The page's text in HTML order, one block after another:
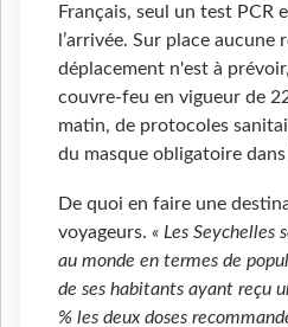
Français, seul un test PCR
l’arrivée. Sur place
déplacement n'est à
couvre-feu en vigueur de
matin, de protocoles
du masque obligatoire
De quoi en faire une
voyageurs. « Les Seychelles
au monde en termes de
de ses habitants ayant reçu
% les deux doses